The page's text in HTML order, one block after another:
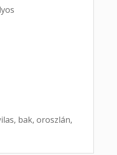
bak, oroszlán,